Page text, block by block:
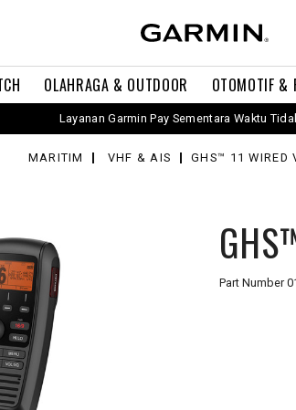
OLAHRAGA & OUTDOOR OTOMOTIF &
Layanan Garmin Pay Sementara Waktu
MARITIM VHF & AIS GHS™ 11 WIRED
Part Number